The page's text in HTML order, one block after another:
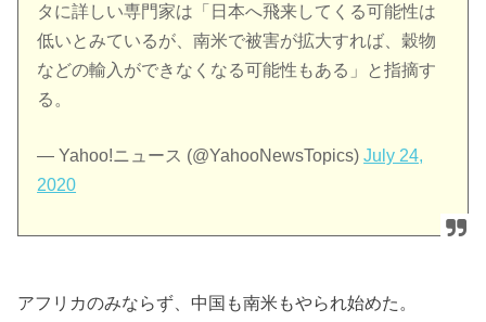
タに詳しい専門家は「日本へ飛来してくる可能性は
低いとみているが、南米で被害が拡大すれば、穀物
などの輸入ができなくなる可能性もある」と指摘す
る。
— Yahoo!ニュース (@YahooNewsTopics)July 24,
2020
アフリカのみならず、中国も南米もやられ始めた。